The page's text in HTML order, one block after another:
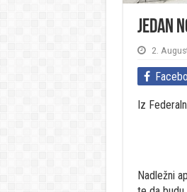
Jedan
2.
Iz
Nadležni